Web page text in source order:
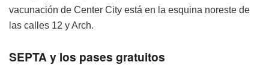
vacunación de Center City está en la esquina noreste de
las calles 12 y Arch.
SEPTA y los pases gratuitos